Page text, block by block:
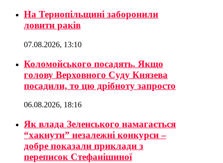
На Тернопільщині заборонили
ловити раків
07.08.2026, 13:10
Коломойського посадять. Якщо
голову Верховного Суду Князева
посадили, то цю дрібноту запросто
06.08.2026, 18:16
Як влада Зеленського намагається
“хакнути” незалежні конкурси –
добре показали приклади з
переписок Стефанішиної